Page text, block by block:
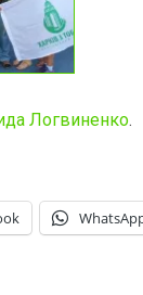
Логвиненко.